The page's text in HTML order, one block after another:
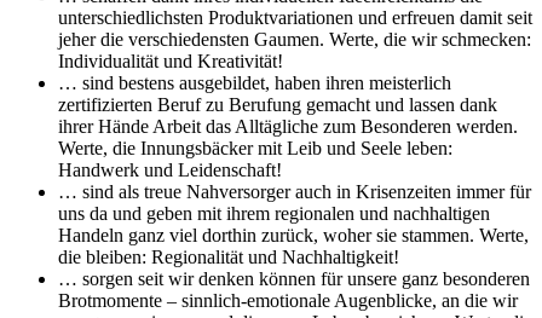
unterschiedlichsten Produktvariationen und erfreuen damit seit
jeher die verschiedensten Gaumen. Werte, die wir schmecken:
Individualität und Kreativität!
… sind bestens ausgebildet, haben ihren meisterlich
zertifizierten Beruf zu Berufung gemacht und lassen dank
ihrer Hände Arbeit das Alltägliche zum Besonderen werden.
Werte, die Innungsbäcker mit Leib und Seele leben:
Handwerk und Leidenschaft!
… sind als treue Nahversorger auch in Krisenzeiten immer für
uns da und geben mit ihrem regionalen und nachhaltigen
Handeln ganz viel dorthin zurück, woher sie stammen. Werte,
die bleiben: Regionalität und Nachhaltigkeit!
… sorgen seit wir denken können für unsere ganz besonderen
Brotmomente – sinnlich-emotionale Augenblicke, an die wir